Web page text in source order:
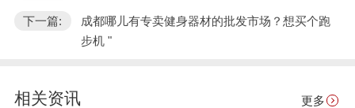
下一篇:
成都哪儿有专卖健身器材的批发市场？想买个跑
步机 "
相关资讯 更多